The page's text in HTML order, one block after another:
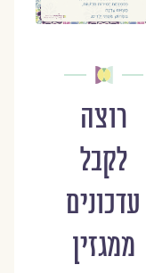
רוצה
לקבל
עדכונים
ממגזין